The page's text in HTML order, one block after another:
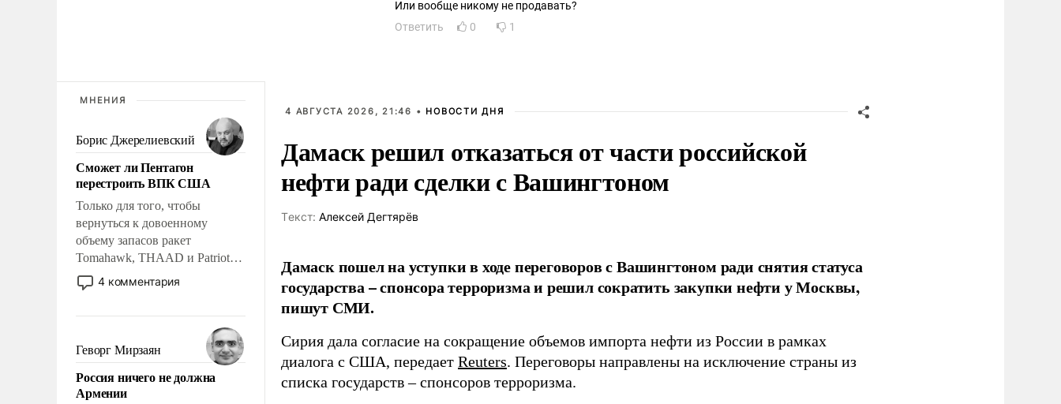
МНЕНИЯ
Борис Джерелиевский
Сможет ли Пентагон
перестроить ВПК США
Только для того, чтобы
вернуться к довоенному
объему запасов ракет
Tomahawk, THAAD и Patriot
США потребуется более трех
лет. Даже небольшая война с
Сложившаяся ситуация
означает многолетний период
уязвимости США, например,
перед Китаем.
4 комментария
Геворг Мирзаян
Россия ничего не должна
Армении
Или вообще никому не продавать?
Ответить
0 1
4 АВГУСТА 2026, 21:46 • НОВОСТИ ДНЯ
Дамаск решил отказаться от части российской
нефти ради сделки с Вашингтоном
Tекст: Алексей Дегтярёв
Дамаск пошел на уступки в ходе переговоров с Вашингтоном ради снятия статуса
государства – спонсора терроризма и решил сократить закупки нефти у Москвы,
пишут СМИ.
Сирия дала согласие на сокращение объемов импорта нефти из России в рамках
диалога с США, передает Reuters. Переговоры направлены на исключение страны из
списка государств – спонсоров терроризма.